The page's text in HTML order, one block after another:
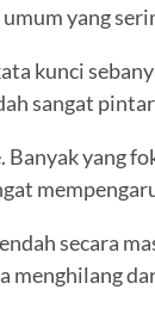
yang
kunci
sangat
Banyak yang
secara
menghilang